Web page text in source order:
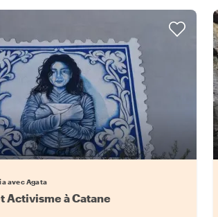
avec Agata
Activisme à Catane